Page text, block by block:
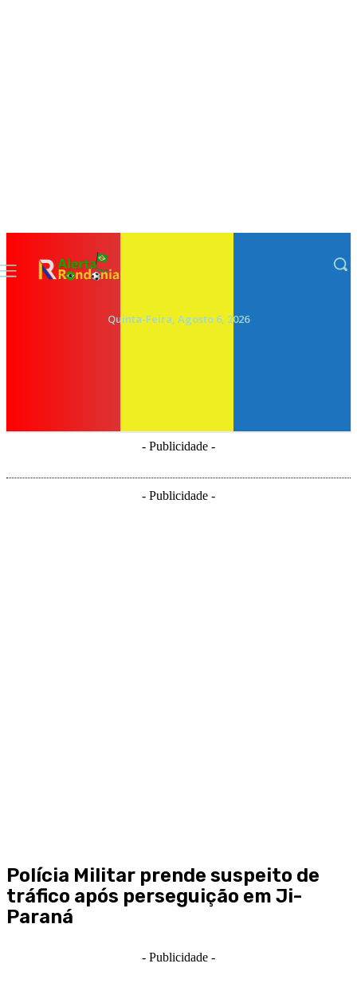
Quinta-Feira, Agosto 6, 2026
- Publicidade -
- Publicidade -
Polícia Militar prende suspeito de
tráfico após perseguição em Ji-
Paraná
- Publicidade -